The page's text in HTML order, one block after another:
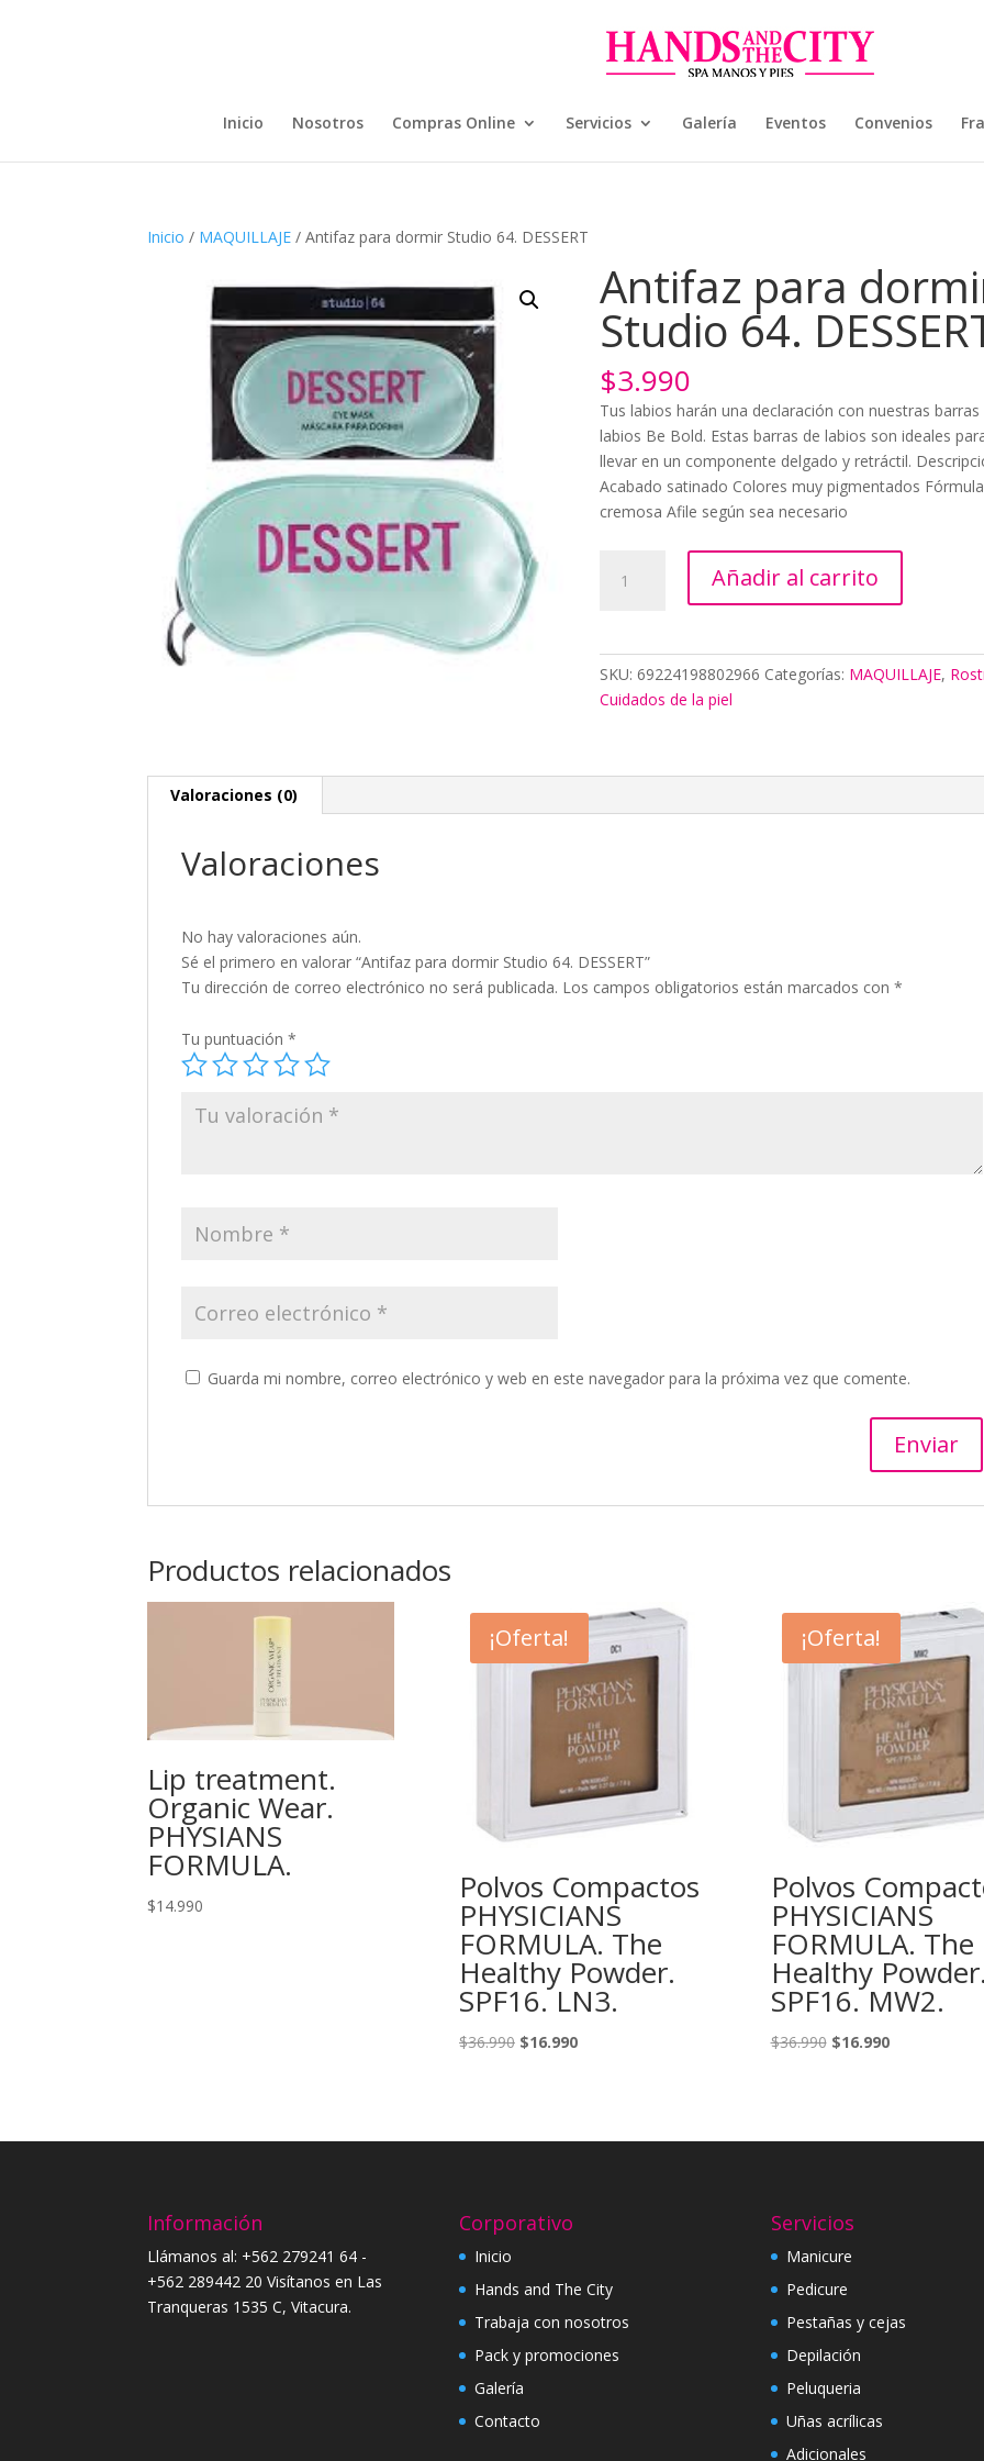
Inicio Nosotros Compras Online Servicios Galería Eventos Convenios
Inicio / MAQUILLAJE / Antifaz para dormir Studio 64. DESSERT
Antifaz para
Studio 64.
$3.990
Tus labios harán una declaración con nuestras barras
labios Be Bold. Estas barras de labios son ideales
llevar en un componente delgado y retráctil.
Acabado satinado Colores muy pigmentados Fórmula
cremosa Afile según sea necesario
para
DESSERT
Añadir al carrito
SKU:69224198802966 Categorías: MAQUILLAJE,
Cuidados de la piel
Valoraciones (0)
Valoraciones
No hay valoraciones aún.
Sé el primero en valorar “Antifaz para dormir Studio 64. DESSERT”
Tu dirección de correo electrónico no será publicada. Los campos obligatorios están marcados con*
Tu puntuación*
Guarda mi nombre, correo electrónico y web en este navegador para la próxima vez que comente.
Productos relacionados
Lip treatment.
Organic Wear.
PHYSIANS
FORMULA.
$14.990
¡Oferta!
Polvos Compactos
PHYSICIANS
FORMULA. The
Healthy Powder.
SPF16. LN3.
$36.990 El
$36.990.
$16.990El
$16.990.
¡Oferta!
Polvos
PHYSICIANS
FORMULA. The
Healthy
SPF16. MW2.
$36.990 El
$36.990.
$16.990El
$16.990.
Información
Llámanos al: +562 279241 64 -
+562 289442 20 Visítanos en Las
Tranqueras 1535 C, Vitacura.
Corporativo
Inicio
Hands and The City
Trabaja con nosotros
Pack y promociones
Galería
Contacto
Servicios
Manicure
Pedicure
Pestañas y cejas
Depilación
Peluqueria
Uñas acrílicas
Adicionales